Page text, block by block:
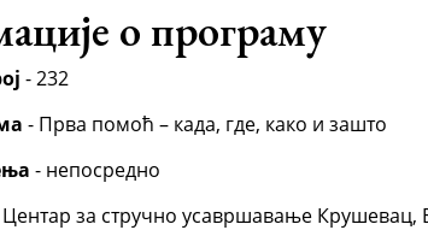
о програму
- 232
- Прва помоћ – када, где, како и зашто
- непосредно
за стручно усавршавање Крушевац,